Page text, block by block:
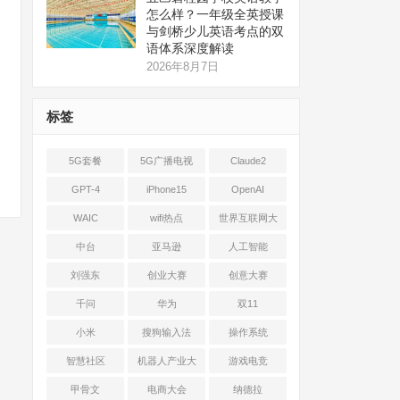
怎么样？一年级全英授课
与剑桥少儿英语考点的双
语体系深度解读
2026年8月7日
标签
5G套餐 5G广播电视 Claude2
GPT-4 iPhone15 OpenAI
WAIC wifi热点 世界互联网大
会
中台 亚马逊 人工智能
刘强东 创业大赛 创意大赛
千问 华为 双11
小米 搜狗输入法 操作系统
智慧社区 机器人产业大
会
游戏电竞
甲骨文 电商大会 纳德拉